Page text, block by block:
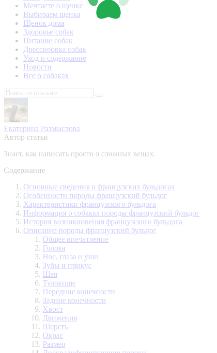
Мечтаете о щенке
Выбираем щенка
Щенок дома
Здоровье собак
Питание собак
Дрессировка собак
Уход и содержание
Новости
Все о собаках
Екатерина Размыслова
Автор статьи
Знает, как написать просто о сложных вещах.
Содержание
Основные сведения о французских бульдогах
Особенности породы французский бульдог
Характеристики французского бульдога
Информация о собаках породы французский бульдог
История возникновения французского бульдога
Описание породы французский бульдог
Общее впечатление
Голова
Нос, глаза и уши
Зубы и прикус
Шея
Туловище
Передние конечности
Задние конечности
Хвост
Движения
Шерсть
Окрас
Размер